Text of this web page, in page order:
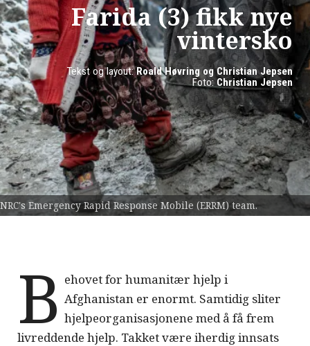
Farida (3) fikk nye
vintersko
Tekst og layout:Roald Høvring og Christian Jepsen
Foto: Christian Jepsen
NRC's Emergency Rapid Response Mobile (ERRM) team.
B ehovet for humanitær hjelp i
Afghanistan er enormt. Samtidig sliter
hjelpeorganisasjonene med å få frem
livreddende hjelp. Takket være iherdig innsats